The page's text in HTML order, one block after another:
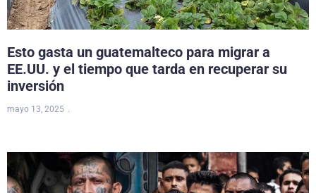
Esto gasta un guatemalteco para migrar a
EE.UU. y el tiempo que tarda en recuperar su
inversión
mayo 13, 2025